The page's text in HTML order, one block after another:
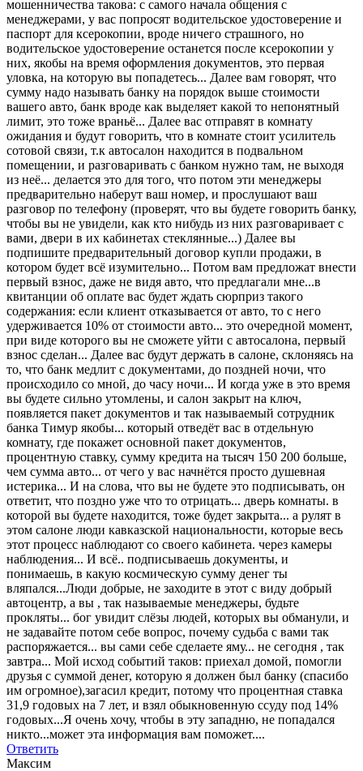
мошенничества такова: с самого начала общения с
менеджерами, у вас попросят водительское удостоверение и
паспорт для ксерокопии, вроде ничего страшного, но
водительское удостоверение останется после ксерокопии у
них, якобы на время оформления документов, это первая
уловка, на которую вы попадетесь... Далее вам говорят, что
сумму надо называть банку на порядок выше стоимости
вашего авто, банк вроде как выделяет какой то непонятный
лимит, это тоже враньё... Далее вас отправят в комнату
ожидания и будут говорить, что в комнате стоит усилитель
сотовой связи, т.к автосалон находится в подвальном
помещении, и разговаривать с банком нужно там, не выходя
из неё... делается это для того, что потом эти менеджеры
предварительно наберут ваш номер, и прослушают ваш
разговор по телефону (проверят, что вы будете говорить банку,
чтобы вы не увидели, как кто нибудь из них разговаривает с
вами, двери в их кабинетах стеклянные...) Далее вы
подпишите предварительный договор купли продажи, в
котором будет всё изумительно... Потом вам предложат внести
первый взнос, даже не видя авто, что предлагали мне...в
квитанции об оплате вас будет ждать сюрприз такого
содержания: если клиент отказывается от авто, то с него
удерживается 10% от стоимости авто... это очередной момент,
при виде которого вы не сможете уйти с автосалона, первый
взнос сделан... Далее вас будут держать в салоне, склоняясь на
то, что банк медлит с документами, до поздней ночи, что
происходило со мной, до часу ночи... И когда уже в это время
вы будете сильно утомлены, и салон закрыт на ключ,
появляется пакет документов и так называемый сотрудник
банка Тимур якобы... который отведёт вас в отдельную
комнату, где покажет основной пакет документов,
процентную ставку, сумму кредита на тысяч 150 200 больше,
чем сумма авто... от чего у вас начнётся просто душевная
истерика... И на слова, что вы не будете это подписывать, он
ответит, что поздно уже что то отрицать... дверь комнаты. в
которой вы будете находится, тоже будет закрыта... а рулят в
этом салоне люди кавказской национальности, которые весь
этот процесс наблюдают со своего кабинета. через камеры
наблюдения... И всё.. подписываешь документы, и
понимаешь, в какую космическую сумму денег ты
вляпался...Люди добрые, не заходите в этот с виду добрый
автоцентр, а вы , так называемые менеджеры, будьте
прокляты... бог увидит слёзы людей, которых вы обманули, и
не задавайте потом себе вопрос, почему судьба с вами так
распоряжается... вы сами себе сделаете яму... не сегодня , так
завтра... Мой исход событий таков: приехал домой, помогли
друзья с суммой денег, которую я должен был банку (спасибо
им огромное),загасил кредит, потому что процентная ставка
31,9 годовых на 7 лет, и взял обыкновенную ссуду под 14%
годовых...Я очень хочу, чтобы в эту западню, не попадался
никто...может эта информация вам поможет....
Ответить
Максим